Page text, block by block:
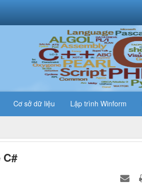
Cơ sở dữ liệu Lập trình Winform